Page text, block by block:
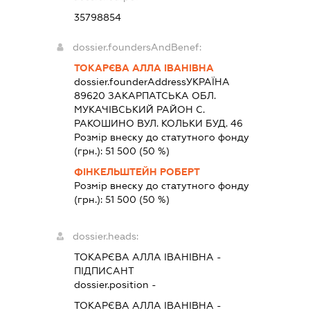
35798854
dossier.foundersAndBenef:
ТОКАРЄВА АЛЛА ІВАНІВНА
dossier.founderAddressУКРАЇНА
89620 ЗАКАРПАТСЬКА ОБЛ.
МУКАЧІВСЬКИЙ РАЙОН С.
РАКОШИНО ВУЛ. КОЛЬКИ БУД. 46
Розмір внеску до статутного фонду
(грн.):51 500 (50 %)
ФІНКЕЛЬШТЕЙН РОБЕРТ
Розмір внеску до статутного фонду
(грн.):51 500 (50 %)
dossier.heads:
ТОКАРЄВА АЛЛА ІВАНІВНА -
ПІДПИСАНТ
dossier.position -
ТОКАРЄВА АЛЛА ІВАНІВНА -